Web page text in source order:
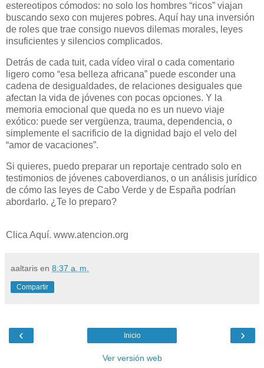
estereotipos cómodos: no solo los hombres “ricos” viajan
buscando sexo con mujeres pobres. Aquí hay una inversión
de roles que trae consigo nuevos dilemas morales, leyes
insuficientes y silencios complicados.
Detrás de cada tuit, cada vídeo viral o cada comentario
ligero como “esa belleza africana” puede esconder una
cadena de desigualdades, de relaciones desiguales que
afectan la vida de jóvenes con pocas opciones. Y la
memoria emocional que queda no es un nuevo viaje
exótico: puede ser vergüenza, trauma, dependencia, o
simplemente el sacrificio de la dignidad bajo el velo del
“amor de vacaciones”.
Si quieres, puedo preparar un reportaje centrado solo en
testimonios de jóvenes caboverdianos, o un análisis jurídico
de cómo las leyes de Cabo Verde y de España podrían
abordarlo. ¿Te lo preparo?
Clica Aquí. www.atencion.org
aaltaris en 8:37 a. m.
Compartir
‹ ›
Inicio
Ver versión web